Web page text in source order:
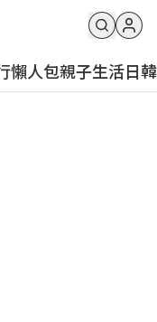
懶人包親子生活日韓